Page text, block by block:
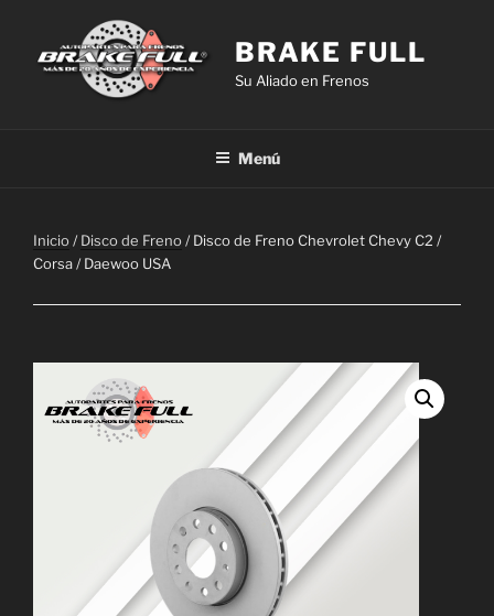
contenido
BRAKE FULL
Su Aliado en Frenos
Menú
Inicio/Disco de Freno/ Disco de Freno Chevrolet Chevy C2 /
Corsa / Daewoo USA